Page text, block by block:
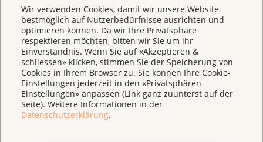
Wir verwenden Cookies, damit wir unsere Website
bestmöglich auf Nutzerbedürfnisse ausrichten und
optimieren können. Da wir Ihre Privatsphäre
respektieren möchten, bitten wir Sie um ihr
Einverständnis. Wenn Sie auf «Akzeptieren &
schliessen» klicken, stimmen Sie der Speicherung von
Cookies in Ihrem Browser zu. Sie können Ihre Cookie-
Einstellungen jederzeit in den «Privatsphären-
Einstellungen» anpassen (Link ganz zuunterst auf der
Seite). Weitere Informationen in der
Datenschutzerklärung.